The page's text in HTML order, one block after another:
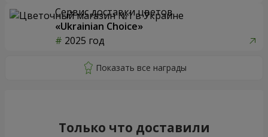
Сервис доставки цветов
«Ukrainian Choice»
2025 год
Только что доставили